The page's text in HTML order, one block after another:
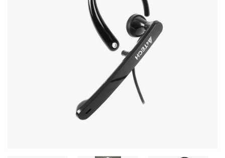
UPS Источники бесперебойного питания
Системы охлаждения
Видеоконференцсвязь